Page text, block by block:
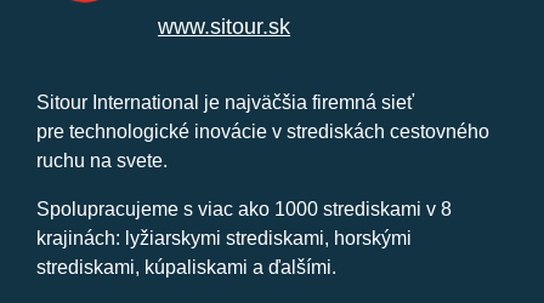
www.sitour.sk
Sitour International je najväčšia firemná sieť
pre technologické inovácie v strediskách cestovného
ruchu na svete.
Spolupracujeme s viac ako 1000 strediskami v 8
krajinách: lyžiarskymi strediskami, horskými
strediskami, kúpaliskami a ďalšími.